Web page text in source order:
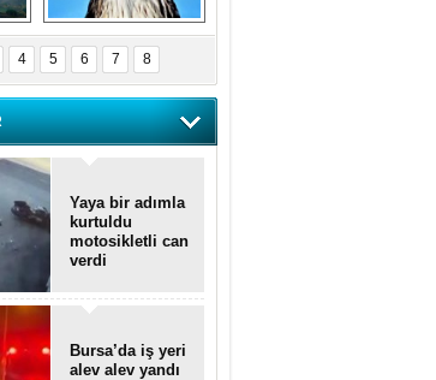
Balık Kartalı
Bursa’da
görüntülendi
4 5 6 7 8
Yaya bir adımla
kurtuldu
motosikletli can
verdi
Bursa’da iş yeri
alev alev yandı